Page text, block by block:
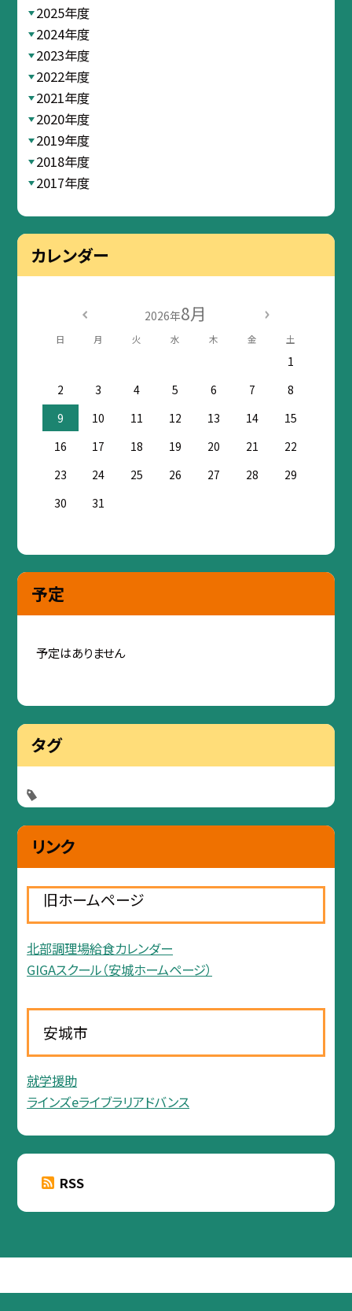
2025年度
2024年度
2023年度
2022年度
2021年度
2020年度
2019年度
2018年度
2017年度
カレンダー
2026年8月
日 月 火 水 木 金 土
1
2
3 4 5 6 7
8
9
10 11 12 13 14
15
16
17 18 19 20 21
22
23
24 25 26 27 28
29
30
31
予定
予定はありません
タグ
リンク
旧ホームページ
北部調理場給食カレンダー
GIGAスクール（安城ホームページ）
安城市
就学援助
ラインズeライブラリアドバンス
RSS